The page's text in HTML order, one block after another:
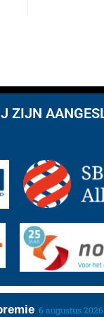
ZIJN
6 augustus 2026